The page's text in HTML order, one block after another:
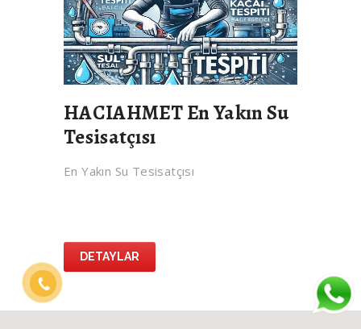
HACIAHMET En Yakın Su
Tesisatçısı
En Yakın Su Tesisatçısı
DETAYLAR